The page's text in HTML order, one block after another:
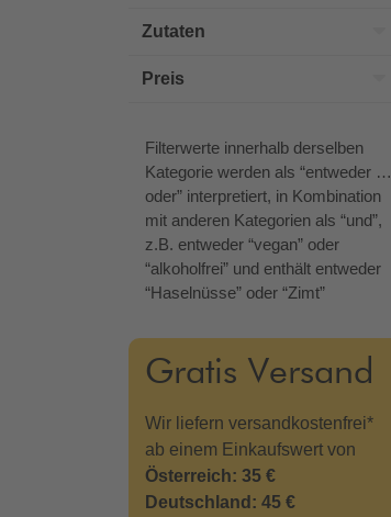
Zutaten
Preis
Filterwerte innerhalb derselben
Kategorie werden als “entweder …
oder” interpretiert, in Kombination
mit anderen Kategorien als “und”,
z.B. entweder “vegan” oder
“alkoholfrei” und enthält entweder
“Haselnüsse” oder “Zimt”
Gratis Versand
Wir liefern versandkostenfrei*
ab einem Einkaufswert von
Österreich: 35 €
Deutschland: 45 €